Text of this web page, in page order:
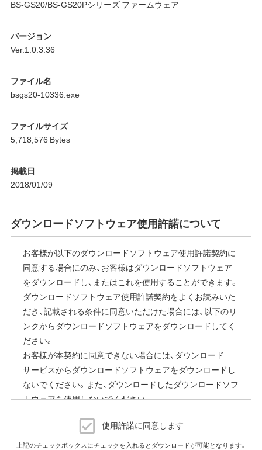
BS-GS20/BS-GS20Pシリーズ ファームウェア
バージョン
Ver.1.0.3.36
ファイル名
bsgs20-10336.exe
ファイルサイズ
5,718,576 Bytes
掲載日
2018/01/09
ダウンロードソフトウェア使用許諾について
お客様が以下のダウンロードソフトウェア使用許諾契約に
同意する場合にのみ、お客様はダウンロードソフトウェア
をダウンロードし、またはこれを使用することができます。
ダウンロードソフトウェア使用許諾契約をよくお読みいた
だき、記載される条件に同意いただけた場合には、以下のリ
ンクからダウンロードソフトウェアをダウンロードしてく
ださい。
お客様が本契約に同意できない場合には、ダウンロード
サービスからダウンロードソフトウェアをダウンロードし
ないでください。また、ダウンロードしたダウンロードソフ
トウェアを使用しないでください。
ダウンロードソフトウェア使用許諾契約
（株）バッファロー（以下、弊社といいます）は、お客様がダウ
使用許諾に同意します
上記のチェックボックスにチェックを入れるとダウンロードが可能となります。